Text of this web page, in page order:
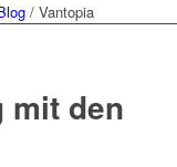
/ Vantopia
mit den